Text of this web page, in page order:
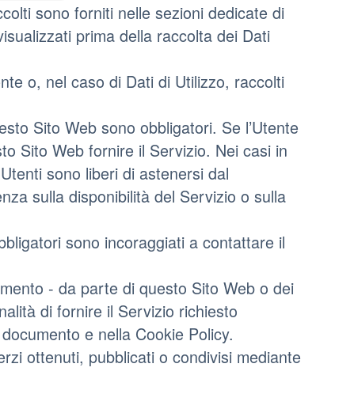
sono forniti nelle sezioni dedicate di
prima della raccolta dei Dati
o, nel caso di Dati di Utilizzo, raccolti
Sito Web sono obbligatori. Se l’Utente
Sito Web fornire il Servizio. Nei casi in
sono liberi di astenersi dal
sulla disponibilità del Servizio o sulla
sono incoraggiati a contattare il
- da parte di questo Sito Web o dei
di fornire il Servizio richiesto
e nella Cookie Policy.
ottenuti, pubblicati o condivisi mediante